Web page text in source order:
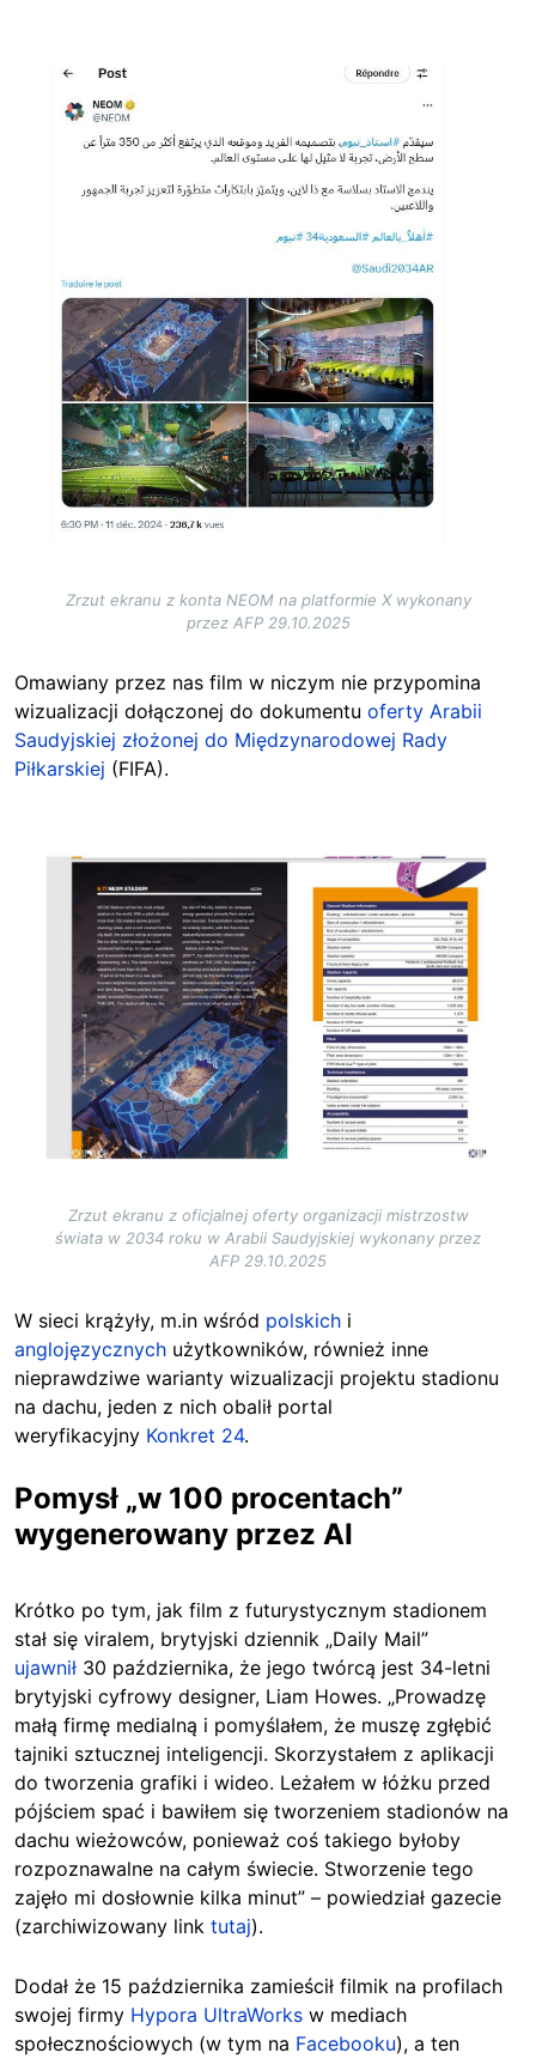
Image
Zrzut ekranu z konta NEOM na platformie X wykonany
przez AFP 29.10.2025
Omawiany przez nas film w niczym nie przypomina
wizualizacji dołączonej do dokumentu oferty Arabii
Saudyjskiej złożonej do Międzynarodowej Rady
Piłkarskiej (FIFA).
Image
Zrzut ekranu z oficjalnej oferty organizacji mistrzostw
świata w 2034 roku w Arabii Saudyjskiej wykonany przez
AFP 29.10.2025
W sieci krążyły, m.in wśród polskich i
anglojęzycznych użytkowników, również inne
nieprawdziwe warianty wizualizacji projektu stadionu
na dachu, jeden z nich obalił portal
weryfikacyjny Konkret 24.
Pomysł „w 100 procentach”
wygenerowany przez AI
Krótko po tym, jak film z futurystycznym stadionem
stał się viralem, brytyjski dziennik „Daily Mail”
ujawnił 30 października, że jego twórcą jest 34-letni
brytyjski cyfrowy designer, Liam Howes. „Prowadzę
małą firmę medialną i pomyślałem, że muszę zgłębić
tajniki sztucznej inteligencji. Skorzystałem z aplikacji
do tworzenia grafiki i wideo. Leżałem w łóżku przed
pójściem spać i bawiłem się tworzeniem stadionów na
dachu wieżowców, ponieważ coś takiego byłoby
rozpoznawalne na całym świecie. Stworzenie tego
zajęło mi dosłownie kilka minut” – powiedział gazecie
(zarchiwizowany link tutaj).
Dodał że 15 października zamieścił filmik na profilach
swojej firmy Hypora UltraWorks w mediach
społecznościowych (w tym na Facebooku), a ten